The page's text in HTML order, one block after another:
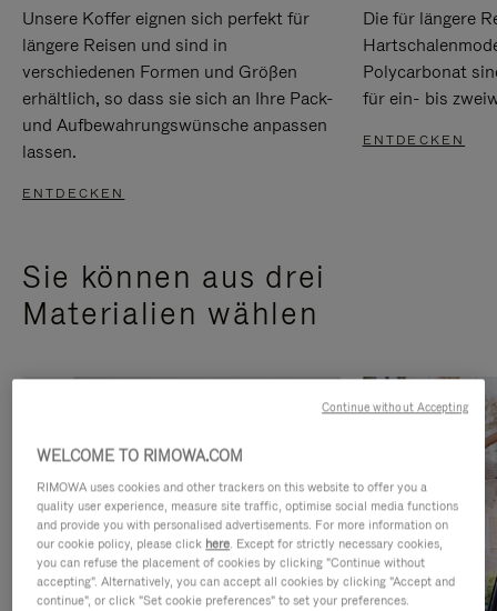
Unsere Koffer eignen sich perfekt für
längere Reisen und sind in
verschiedenen Formen und Größen
erhältlich, so dass sie sich an Ihre Pack-
und Aufbewahrungswünsche anpassen
lassen.
ENTDECKEN
Die für längere
Polycarbonat
für ein- bis
ENTDECKEN
Sie können aus drei
Materialien wählen
WELCOME TO RIMOWA.COM
RIMOWA uses cookies and other trackers on this website to offer you a
quality user experience, measure site traffic, optimise social media functions
and provide you with personalised advertisements. For more information on
our cookie policy, please click here. Except for strictly necessary cookies,
you can refuse the placement of cookies by clicking "Continue without
accepting". Alternatively, you can accept all cookies by clicking "Accept and
continue", or click "Set cookie preferences" to set your preferences.
Continue without Accepting